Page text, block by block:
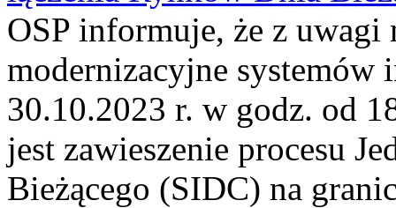
OSP informuje, że z uwagi
modernizacyjne systemów
30.10.2023 r. w godz. od
jest zawieszenie procesu
Bieżącego (SIDC) na